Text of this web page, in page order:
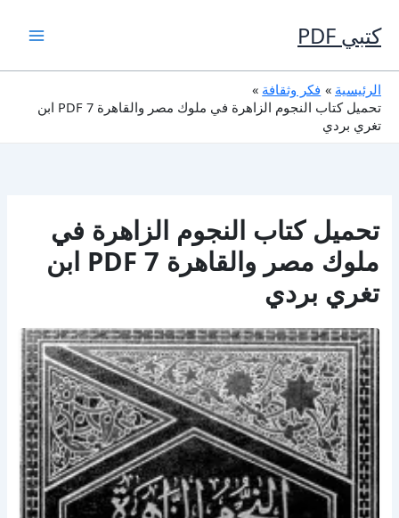
إلى
المحتوى
كتبي PDF
الرئيسية
فكر وثقافة
تحميل كتاب النجوم الزاهرة في ملوك مصر والقاهرة 7 PDF ابن
تغري بردي
تحميل كتاب النجوم الزاهرة في
ملوك مصر والقاهرة 7 PDF ابن
تغري بردي